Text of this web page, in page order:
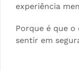
experiência
Porque é que
sentir em